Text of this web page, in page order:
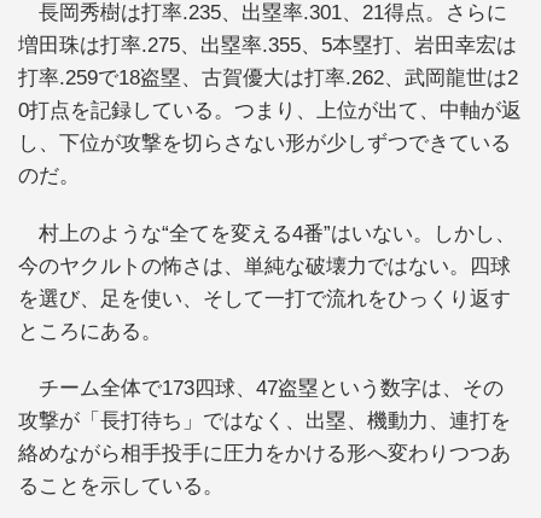
長岡秀樹は打率.235、出塁率.301、21得点。さらに
増田珠は打率.275、出塁率.355、5本塁打、岩田幸宏は
打率.259で18盗塁、古賀優大は打率.262、武岡龍世は2
0打点を記録している。つまり、上位が出て、中軸が返
し、下位が攻撃を切らさない形が少しずつできている
のだ。
村上のような“全てを変える4番”はいない。しかし、
今のヤクルトの怖さは、単純な破壊力ではない。四球
を選び、足を使い、そして一打で流れをひっくり返す
ところにある。
チーム全体で173四球、47盗塁という数字は、その
攻撃が「長打待ち」ではなく、出塁、機動力、連打を
絡めながら相手投手に圧力をかける形へ変わりつつあ
ることを示している。